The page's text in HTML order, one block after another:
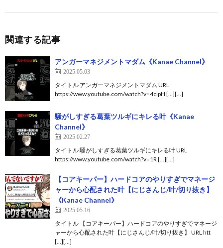
関連する記事
アンガーマネジメントマダム《Kanae Channel》
2025.05.03
タイトル アンガーマネジメントマダム URL
https://www.youtube.com/watch?v=4cipH […][…]
騒がしすぎる葛葉ツルギにキレる叶《Kanae
Channel》
2025.02.27
タイトル 騒がしすぎる葛葉ツルギにキレる叶 URL
https://www.youtube.com/watch?v=1R […][…]
【コアキーパー】ハードコアのやりすぎでマネージ
ャーから心配された叶【にじさんじ/叶/切り抜き】
《Kanae Channel》
2025.05.16
タイトル 【コアキーパー】ハードコアのやりすぎでマネージ
ャーから心配された叶【にじさんじ/叶/切り抜き】 URL htt
[…][…]